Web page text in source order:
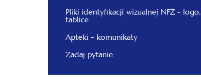
Pliki identyfikacji wizualnej NFZ - logo,
tablice
Apteki - komunikaty
Zadaj pytanie